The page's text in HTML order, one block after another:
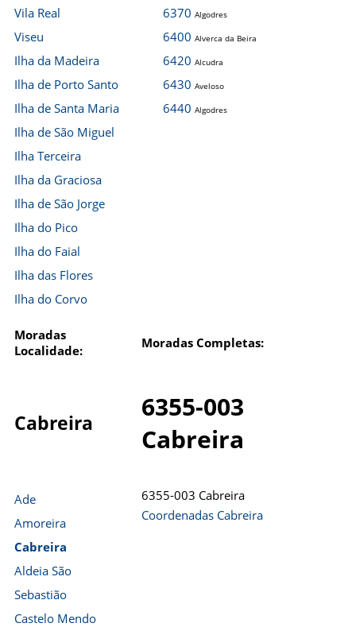
Vila Real
Viseu
Ilha da Madeira
Ilha de Porto Santo
Ilha de Santa Maria
Ilha de São Miguel
Ilha Terceira
Ilha da Graciosa
Ilha de São Jorge
Ilha do Pico
Ilha do Faial
Ilha das Flores
Ilha do Corvo
6370 Algodres
6400 Alverca da Beira
6420 Alcudra
6430 Aveloso
6440 Algodres
Moradas
Localidade:
Moradas Completas:
Cabreira
6355-003
Cabreira
Ade
Amoreira
Cabreira
Aldeia São
Sebastião
Castelo Mendo
6355-003 Cabreira
Coordenadas Cabreira